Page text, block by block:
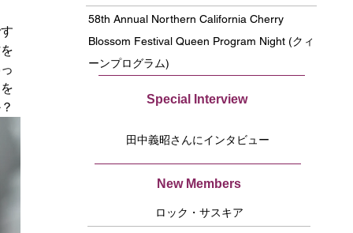
58th Annual Northern California Cherry
Blossom Festival Queen Program Night (クィ
ーンプログラム)
Special Interview
田中義昭さんにインタビュー
New Members
ロック・サスキア